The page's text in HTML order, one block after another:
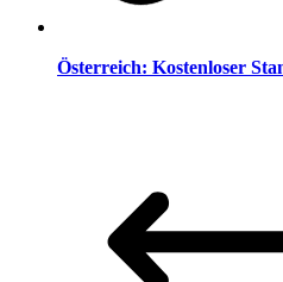
Österreich: Kostenloser